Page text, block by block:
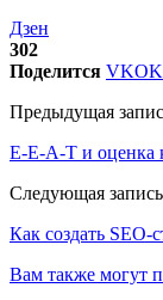
Дзен
302
Поделится VK
Предыдущая
E-E-A-T и оценка
Следующая запись
Как создать SEO-
Вам также могут